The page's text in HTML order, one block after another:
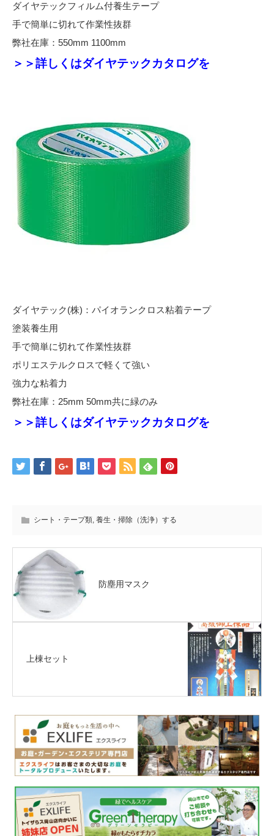
ダイヤテックフィルム付養生テープ
手で簡単に切れて作業性抜群
弊社在庫：550mm 1100mm
＞＞詳しくはダイヤテックカタログを
ダイヤテック(株)：パイオランクロス粘着テープ
塗装養生用
手で簡単に切れて作業性抜群
ポリエステルクロスで軽くて強い
強力な粘着力
弊社在庫：25mm 50mm共に緑のみ
＞＞詳しくはダイヤテックカタログを
シート・テープ類, 養生・掃除（洗浄）する
防塵用マスク
上棟セット